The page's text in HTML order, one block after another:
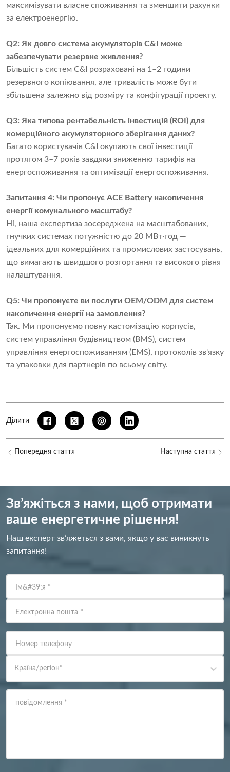
максимізувати власне споживання та зменшити рахунки
за електроенергію.
Q2: Як довго система акумуляторів C&I може
забезпечувати резервне живлення?
Більшість систем C&I розраховані на 1–2 години
резервного копіювання, але тривалість може бути
збільшена залежно від розміру та конфігурації проекту.
Q3: Яка типова рентабельність інвестицій (ROI) для
комерційного акумуляторного зберігання даних?
Багато користувачів C&I окупають свої інвестиції
протягом 3–7 років завдяки зниженню тарифів на
енергоспоживання та оптимізації енергоспоживання.
Запитання 4: Чи пропонує ACE Battery накопичення
енергії комунального масштабу?
Ні, наша експертиза зосереджена на масштабованих,
гнучких системах потужністю до 20 МВт·год —
ідеальних для комерційних та промислових застосувань,
що вимагають швидшого розгортання та високого рівня
налаштування.
Q5: Чи пропонуєте ви послуги OEM/ODM для систем
накопичення енергії на замовлення?
Так. Ми пропонуємо повну кастомізацію корпусів,
систем управління будівництвом (BMS), систем
управління енергоспоживанням (EMS), протоколів зв'язку
та упаковки для партнерів по всьому світу.
Ділити
Попередня стаття Наступна стаття
Зв’яжіться з нами, щоб отримати
ваше енергетичне рішення!
Наш експерт зв’яжеться з вами, якщо у вас виникнуть
запитання!
Ім&#39;я *
Електронна пошта *
Номер телефону
Країна/регіон*
повідомлення *